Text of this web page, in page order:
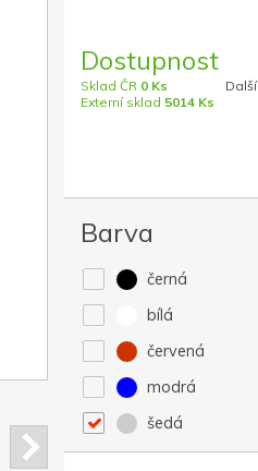
Dostupnost
Sklad ČR 0 Ks
Externí sklad 5014 Ks
Barva
černá
bílá
červená
modrá
šedá